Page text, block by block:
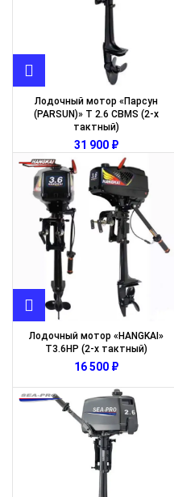
Лодочный мотор «Парсун
(PARSUN)» T 2.6 CBMS (2-х
тактный)
₽
Лодочный мотор «HANGKAI»
T3.6HP (2-х тактный)
₽